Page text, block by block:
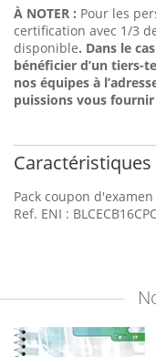
À NOTER : Pour les
certification avec 1/3
disponible. Dans le
bénéficier d’un tiers-
nos équipes à
puissions vous
Caractéristiques
Pack coupon d'examen
Ref. ENI :